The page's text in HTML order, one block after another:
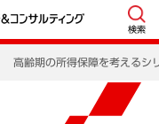
検索
高齢期の所得保障を考える